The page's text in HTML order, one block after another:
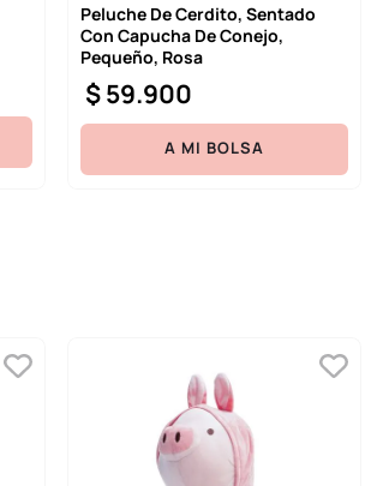
Peluche De Cerdito, Sentado
Con Capucha De Conejo,
Pequeño, Rosa
$59.900
A MI BOLSA